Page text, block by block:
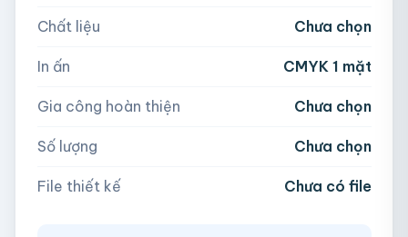
Hoặc nhập số lượng:
− + hộp
AI, PDF, EPS, PSD, PNG, JPG (tối đa 50MB)
Chất liệu Chưa chọn
In ấn CMYK 1 mặt
Gia công hoàn thiện Chưa chọn
Số lượng Chưa chọn
File thiết kế Chưa có file